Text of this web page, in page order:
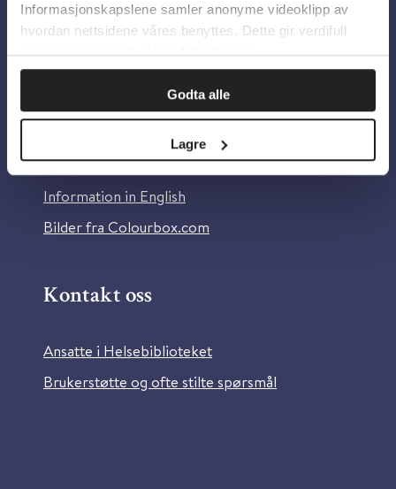
Informasjonskapslene samler anonyme videoklipp av
hvordan nettsidene våres benyttes. Dette gir verdifull
innsikt som gjør at vi kan forbedre oss.
Godta alle
Lagre
Om oss
Om Helsebiblioteket
Personvern og informasjonskapsler
Tilgjengelighetserklæring
Information in English
Bilder fra Colourbox.com
Kontakt oss
Ansatte i Helsebiblioteket
Brukerstøtte og ofte stilte spørsmål